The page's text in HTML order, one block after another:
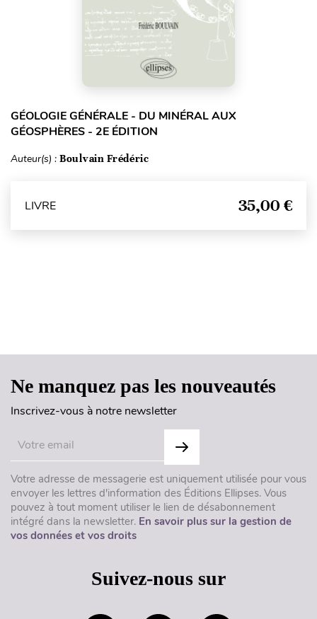
GÉOLOGIE GÉNÉRALE - DU MINÉRAL AUX
GÉOSPHÈRES - 2E ÉDITION
Auteur(s) : Boulvain Frédéric
LIVRE 35,00 €
Ne manquez pas les nouveautés
Inscrivez-vous à notre newsletter
Votre adresse de messagerie est uniquement utilisée pour vous
envoyer les lettres d'information des Éditions Ellipses. Vous
pouvez à tout moment utiliser le lien de désabonnement
intégré dans la newsletter. En savoir plus sur la gestion de
vos données et vos droits
Suivez-nous sur